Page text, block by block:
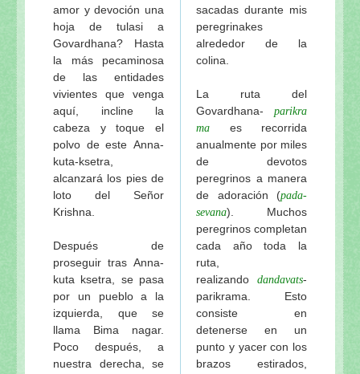
Continuación: Los nuevos carros del Señor
El festival del Ratha-yatra y el Jagannatha-lila de
Las gentiles y sabias palabras del actual rey de
Los pujaris del Señor Jagannatha y el origen del
El maha-prasadam del Señor Jagannatha y una
Los festivales del Señor Jagannatha de Visuddha-
La especialidad del baile de Sriman Mahaprabhu
El amoroso pasatiempo del Señor Jagannatha de
Sri Sri Jagannatha-deva-stavah, por Sri Sanatana
Visuddha-sattva Das - INDICE de NOTAS
amor y devoción una
hoja de tulasi a
Govardhana? Hasta
la más pecaminosa
de las entidades
vivientes que venga
aquí, incline la
cabeza y toque el
polvo de este Anna-
kuta-ksetra,
alcanzará los pies de
loto del Señor
Krishna.
Después de
proseguir tras Anna-
kuta ksetra, se pasa
por un pueblo a la
izquierda, que se
llama Bima nagar.
Poco después, a
nuestra derecha, se
sacadas durante mis
peregrinakes
alrededor de la
colina.
La ruta del
Govardhana- parikra
ma es recorrida
anualmente por miles
de devotos
peregrinos a manera
de adoración (pada-
sevana). Muchos
peregrinos completan
cada año toda la
ruta,
realizando dandavats-
parikrama. Esto
consiste en
detenerse en un
punto y yacer con los
brazos estirados,